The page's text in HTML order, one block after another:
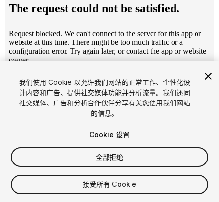
1/13
$19
增值税将在结算时计算
我们使用 Cookie 以允许我们网站的正常工作、个性化设
计内容和广告、提供社交媒体功能并分析流量。我们还同
社交媒体、广告和分析合作伙伴分享有关您使用我们网站
的信息。
Cookie 设置
全部拒绝
接受所有 Cookie